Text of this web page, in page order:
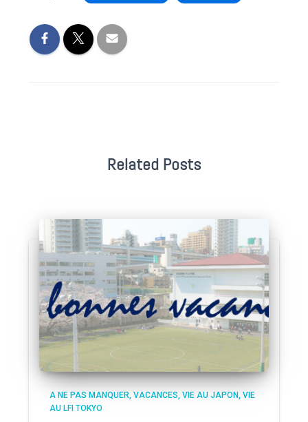
Related Posts
A NE PAS MANQUER VACANCES VIE AU JAPON VIE
AU LFI TOKYO